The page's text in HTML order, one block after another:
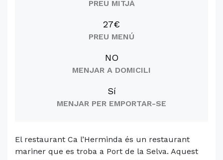
PREU MITJÀ
27€
PREU MENÚ
NO
MENJAR A DOMICILI
Sí
MENJAR PER EMPORTAR-SE
El restaurant Ca l’Herminda és un restaurant
mariner que es troba a Port de la Selva. Aquest